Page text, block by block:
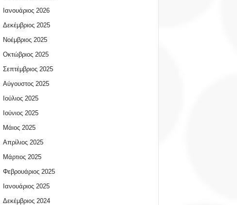
Ιανουάριος 2026
Δεκέμβριος 2025
Νοέμβριος 2025
Οκτώβριος 2025
Σεπτέμβριος 2025
Αύγουστος 2025
Ιούλιος 2025
Ιούνιος 2025
Μάιος 2025
Απρίλιος 2025
Μάρτιος 2025
Φεβρουάριος 2025
Ιανουάριος 2025
Δεκέμβριος 2024